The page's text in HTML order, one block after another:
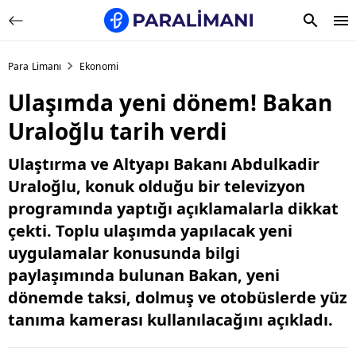
Para Limanı Ekonomi
Ulaşımda yeni dönem! Bakan
Uraloğlu tarih verdi
Ulaştırma ve Altyapı Bakanı Abdulkadir
Uraloğlu, konuk olduğu bir televizyon
programında yaptığı açıklamalarla dikkat
çekti. Toplu ulaşımda yapılacak yeni
uygulamalar konusunda bilgi
paylaşımında bulunan Bakan, yeni
dönemde taksi, dolmuş ve otobüslerde yüz
tanıma kamerası kullanılacağını açıkladı.